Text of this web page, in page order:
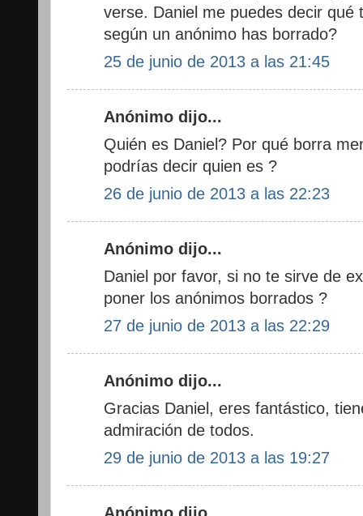
verse. Daniel me puedes decir qué
según un anónimo has borrado?
25 de junio de 2013 a las 21:45
Anónimo dijo...
Quién es Daniel? Por qué borra
podrías decir quien es ?
26 de junio de 2013 a las 22:23
Anónimo dijo...
Daniel por favor, si no te sirve de
poner los anónimos borrados ?
27 de junio de 2013 a las 22:29
Anónimo dijo...
Gracias Daniel, eres fantástico,
admiración de todos.
29 de junio de 2013 a las 19:27